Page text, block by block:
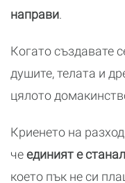
направи.
Когато създавате
душите, телата и
цялото
Криенето на
чеединият е
което пък не си